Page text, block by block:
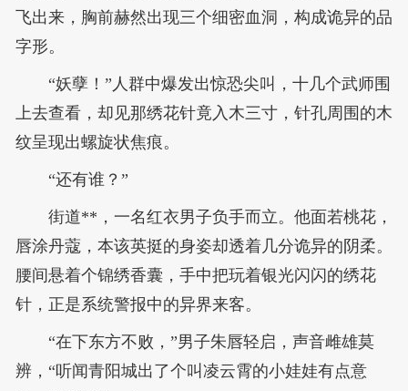
飞出来，胸前赫然出现三个细密血洞，构成诡异的品
字形。
“妖孽！”人群中爆发出惊恐尖叫，十几个武师围
上去查看，却见那绣花针竟入木三寸，针孔周围的木
纹呈现出螺旋状焦痕。
“还有谁？”
街道**，一名红衣男子负手而立。他面若桃花，
唇涂丹蔻，本该英挺的身姿却透着几分诡异的阴柔。
腰间悬着个锦绣香囊，手中把玩着银光闪闪的绣花
针，正是系统警报中的异界来客。
“在下东方不败，”男子朱唇轻启，声音雌雄莫
辨，“听闻青阳城出了个叫凌云霄的小娃娃有点意